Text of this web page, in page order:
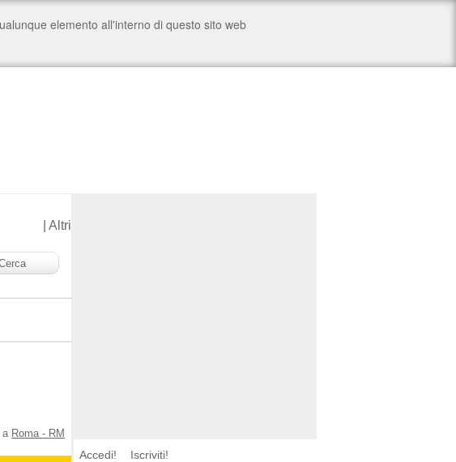
Altri
a Roma - RM
Accedi! Iscriviti!